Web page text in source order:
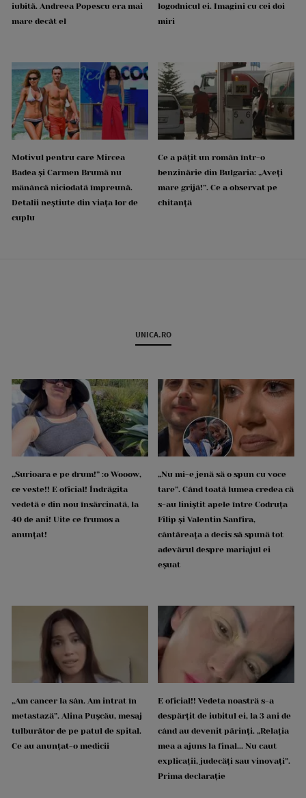
iubită. Andreea Popescu era mai
mare decât el
logodnicul ei. Imagini cu cei doi
miri
Motivul pentru care Mircea
Badea și Carmen Brumă nu
mănâncă niciodată împreună.
Detalii neștiute din viața lor de
cuplu
Ce a pățit un român într-o
benzinărie din Bulgaria: „Aveți
mare grijă!”. Ce a observat pe
chitanță
UNICA.RO
„Surioara e pe drum!” :o Wooow,
ce veste!! E oficial! Îndrăgita
vedetă e din nou însărcinată, la
40 de ani! Uite ce frumos a
anunțat!
„Nu mi-e jenă să o spun cu voce
tare”. Când toată lumea credea că
s-au liniștit apele între Codruța
Filip și Valentin Sanfira,
cântăreața a decis să spună tot
adevărul despre mariajul ei
eșuat
„Am cancer la sân. Am intrat în
metastază”. Alina Pușcău, mesaj
tulburător de pe patul de spital.
Ce au anunțat-o medicii
E oficial!! Vedeta noastră s-a
despărțit de iubitul ei, la 3 ani de
când au devenit părinți. „Relația
mea a ajuns la final... Nu caut
explicații, judecăți sau vinovați”.
Prima declarație